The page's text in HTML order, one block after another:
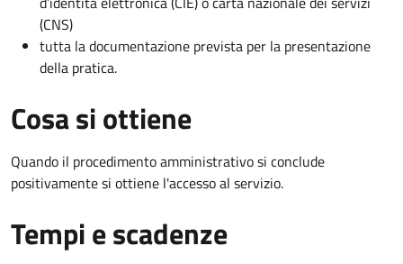
(CNS)
tutta la documentazione prevista per la presentazione
della pratica.
Cosa si ottiene
Quando il procedimento amministrativo si conclude
positivamente si ottiene l'accesso al servizio.
Tempi e scadenze